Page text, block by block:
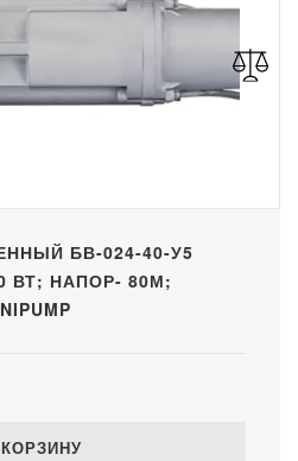
БВ-024-40-У5
ВТ; НАПОР- 80М;